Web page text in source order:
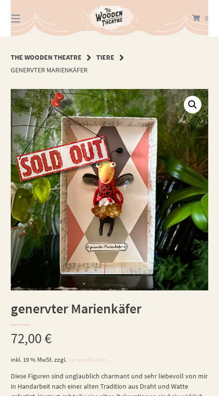
zum
Inhalt
0
THE WOODEN THEATRE
TIERE
GENERVTER MARIENKÄFER
genervter Marienkäfer
72,00€
inkl. 19 % MwSt. zzgl.Versandkosten
Diese Figuren sind unglaublich charmant und sehr liebevoll von mir
in Handarbeit nach einer alten Tradition aus Draht und Watte